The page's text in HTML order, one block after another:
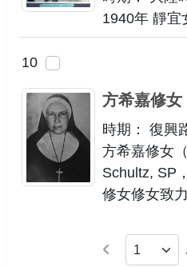
1940年 靜宜
10
方希嘉修女
時期： 復興
方希嘉修女
Schultz, SP
修女修女致
敬天主。希
系主任與教
上一頁